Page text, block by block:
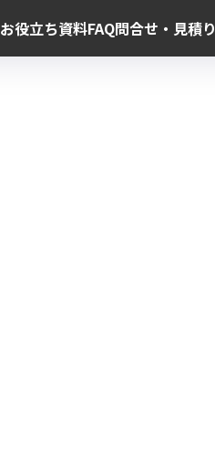
お役立ち資料FAQ問合せ・見積り